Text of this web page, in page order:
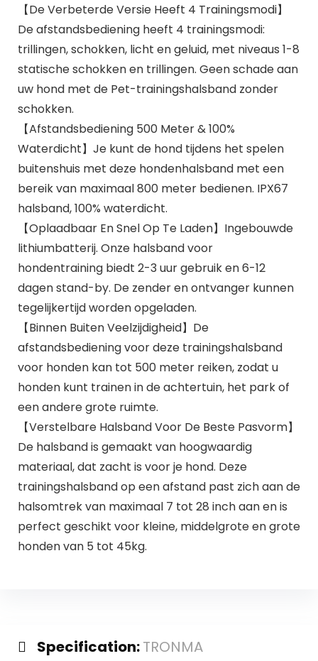
【De Verbeterde Versie Heeft 4 Trainingsmodi】
De afstandsbediening heeft 4 trainingsmodi:
trillingen, schokken, licht en geluid, met niveaus 1-8
statische schokken en trillingen. Geen schade aan
uw hond met de Pet-trainingshalsband zonder
schokken.
【Afstandsbediening 500 Meter & 100%
Waterdicht】Je kunt de hond tijdens het spelen
buitenshuis met deze hondenhalsband met een
bereik van maximaal 800 meter bedienen. IPX67
halsband, 100% waterdicht.
【Oplaadbaar En Snel Op Te Laden】Ingebouwde
lithiumbatterij. Onze halsband voor
hondentraining biedt 2-3 uur gebruik en 6-12
dagen stand-by. De zender en ontvanger kunnen
tegelijkertijd worden opgeladen.
【Binnen Buiten Veelzijdigheid】De
afstandsbediening voor deze trainingshalsband
voor honden kan tot 500 meter reiken, zodat u
honden kunt trainen in de achtertuin, het park of
een andere grote ruimte.
【Verstelbare Halsband Voor De Beste Pasvorm】
De halsband is gemaakt van hoogwaardig
materiaal, dat zacht is voor je hond. Deze
trainingshalsband op een afstand past zich aan de
halsomtrek van maximaal 7 tot 28 inch aan en is
perfect geschikt voor kleine, middelgrote en grote
honden van 5 tot 45kg.
Specification:TRONMA